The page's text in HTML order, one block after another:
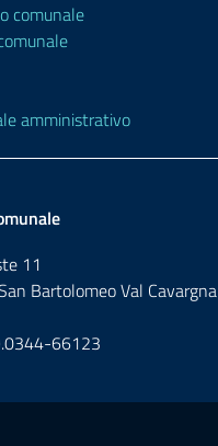
comunale
amministrativo
11
Bartolomeo Val Cavargna
66123